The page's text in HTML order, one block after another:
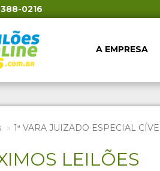
0216
A EMPRESA
1ª VARA JUIZADO ESPECIAL
LEILÕES